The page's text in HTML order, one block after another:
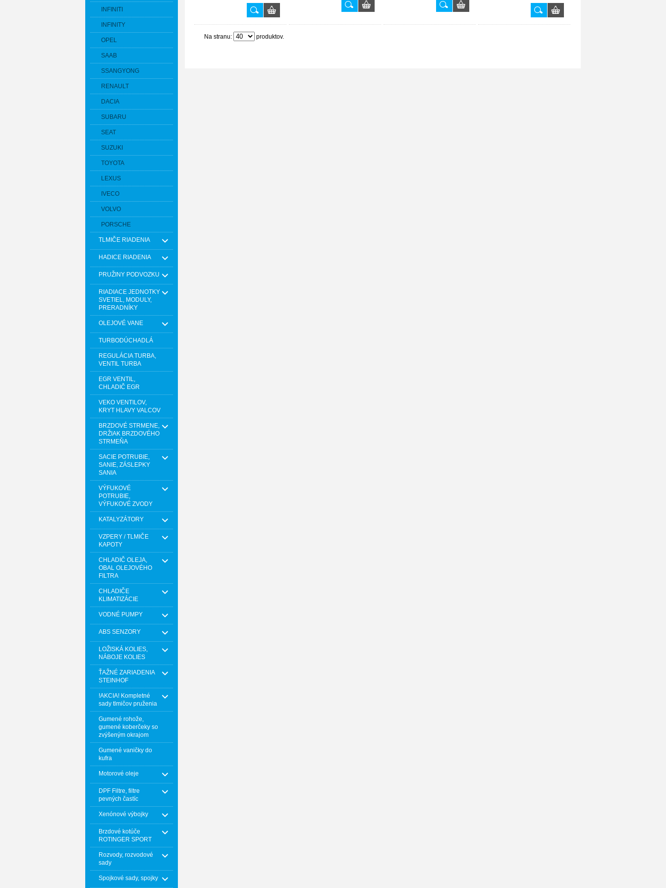
INFINITI
INFINITY
OPEL
SAAB
SSANGYONG
RENAULT
DACIA
SUBARU
SEAT
SUZUKI
TOYOTA
LEXUS
IVECO
VOLVO
PORSCHE
TLMIČE RIADENIA
HADICE RIADENIA
PRUŽINY PODVOZKU
RIADIACE JEDNOTKY
SVETIEL, MODULY,
PRERADNÍKY
OLEJOVÉ VANE
TURBODÚCHADLÁ
REGULÁCIA TURBA,
VENTIL TURBA
EGR VENTIL,
CHLADIČ EGR
VEKO VENTILOV,
KRYT HLAVY VALCOV
BRZDOVÉ STRMENE,
DRŽIAK BRZDOVÉHO
STRMEŇA
SACIE POTRUBIE,
SANIE, ZÁSLEPKY
SANIA
VÝFUKOVÉ
POTRUBIE,
VÝFUKOVÉ ZVODY
KATALYZÁTORY
VZPERY / TLMIČE
KAPOTY
CHLADIČ OLEJA,
OBAL OLEJOVÉHO
FILTRA
CHLADIČE
KLIMATIZÁCIE
VODNÉ PUMPY
ABS SENZORY
LOŽISKÁ KOLIES,
NÁBOJE KOLIES
ŤAŽNÉ ZARIADENIA
STEINHOF
!AKCIA! Kompletné
sady tlmičov pruženia
Gumené rohože,
gumené koberčeky so
zvýšeným okrajom
Gumené vaničky do
kufra
Motorové oleje
DPF Filtre, filtre
pevných častíc
Xenónové výbojky
Brzdové kotúče
ROTINGER SPORT
Rozvody, rozvodové
sady
Spojkové sady, spojky
Na stranu: produktov.